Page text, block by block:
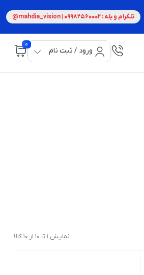
تلگرام و بله : 09982560002 | mahdia_vision@
ورود / ثبت نام
0
نمایش 1 تا 10 از 10 کالا